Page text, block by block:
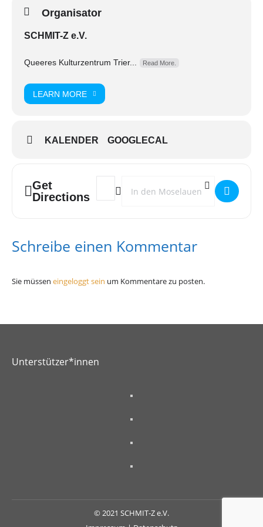
Organisator
SCHMIT-Z e.V.
Queeres Kulturzentrum Trier... Read More.
LEARN MORE
KALENDER GOOGLECAL
Get
Directions
Address - Rosa Sitzung "POMPÖS" []
Destination Address - Rosa Sitzung
Schreibe einen Kommentar
Sie müssen eingeloggt sein um Kommentare zu posten.
Unterstützer*innen
© 2021 SCHMIT-Z e.V.